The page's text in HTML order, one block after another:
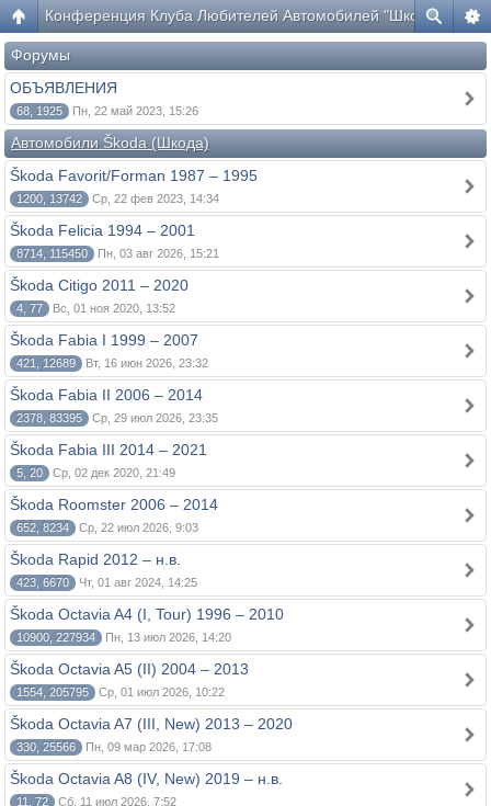
Конференция Клуба Любителей Автомобилей "Шкода"
Форумы
ОБЪЯВЛЕНИЯ
68, 1925 Пн, 22 май 2023, 15:26
Автомобили Škoda (Шкода)
Škoda Favorit/Forman 1987 – 1995
1200, 13742 Ср, 22 фев 2023, 14:34
Škoda Felicia 1994 – 2001
8714, 115450 Пн, 03 авг 2026, 15:21
Škoda Citigo 2011 – 2020
4, 77 Вс, 01 ноя 2020, 13:52
Škoda Fabia I 1999 – 2007
421, 12689 Вт, 16 июн 2026, 23:32
Škoda Fabia II 2006 – 2014
2378, 83395 Ср, 29 июл 2026, 23:35
Škoda Fabia III 2014 – 2021
5, 20 Ср, 02 дек 2020, 21:49
Škoda Roomster 2006 – 2014
652, 8234 Ср, 22 июл 2026, 9:03
Škoda Rapid 2012 – н.в.
423, 6670 Чт, 01 авг 2024, 14:25
Škoda Octavia A4 (I, Tour) 1996 – 2010
10900, 227934 Пн, 13 июл 2026, 14:20
Škoda Octavia A5 (II) 2004 – 2013
1554, 205795 Ср, 01 июл 2026, 10:22
Škoda Octavia A7 (III, New) 2013 – 2020
330, 25566 Пн, 09 мар 2026, 17:08
Škoda Octavia A8 (IV, New) 2019 – н.в.
11, 72 Сб, 11 июл 2026, 7:52